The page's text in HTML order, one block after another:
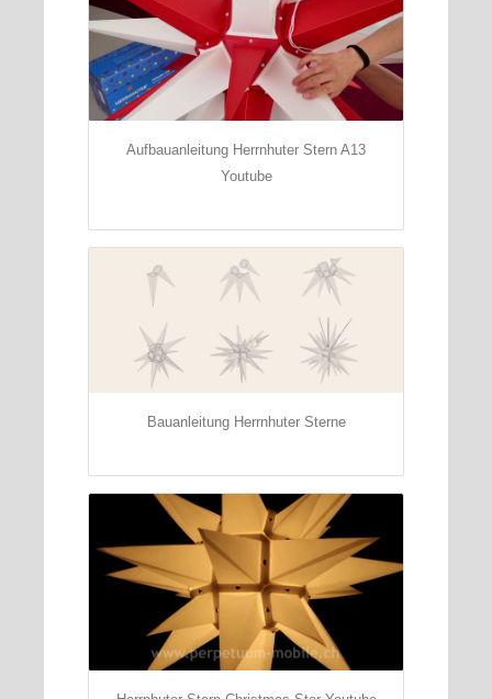
Aufbauanleitung Herrnhuter Stern A13
Youtube
Bauanleitung Herrnhuter Sterne